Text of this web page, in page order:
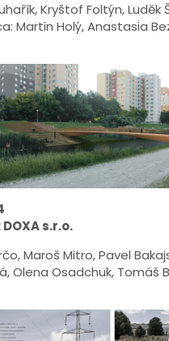
Kryštof Foltýn, Luděk
Martin Holý, Anastasia
s.r.o.
Maroš Mitro, Pavel
Olena Osadchuk, Tomáš